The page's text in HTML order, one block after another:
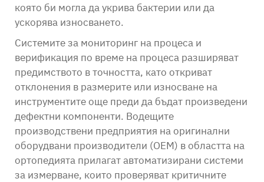
която би могла да укрива бактерии или да
ускорява износването.
Системите за мониторинг на процеса и
верификация по време на процеса разширяват
предимството в точността, като откриват
отклонения в размерите или износване на
инструментите още преди да бъдат произведени
дефектни компоненти. Водещите
производствени предприятия на оригинални
оборудвани производители (OEM) в областта на
ортопедията прилагат автоматизирани системи
за измерване, които проверяват критичните